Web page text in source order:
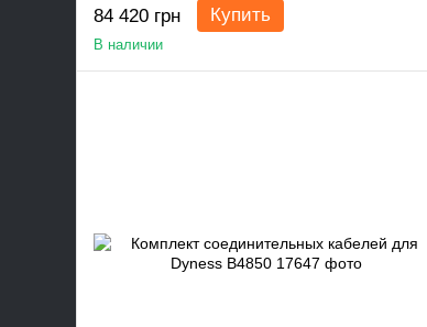
84 420 грн Купить
В наличии